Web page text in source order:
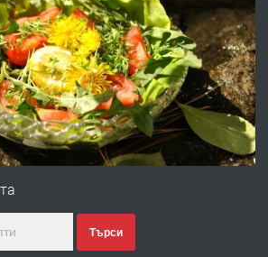
№4120 Магазин/Офис под наем в кв.
Любен Каравелов, Хасково-близо до
градската градина!
преди 2 дни
ПРОСТОРЕН ТРИСТАЕН
КУБА
Търси